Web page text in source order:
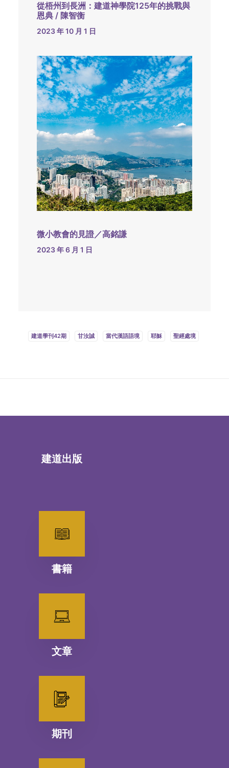
從梧州到長洲：建道神學院125年的挑戰與
恩典 / 陳智衡
2023 年 10 月 1 日
微小教會的見證／高銘謙
2023 年 6 月 1 日
建道學刊42期 甘汝誠 當代漢語語境 耶穌 聖經處境
建道出版
書籍
文章
期刊